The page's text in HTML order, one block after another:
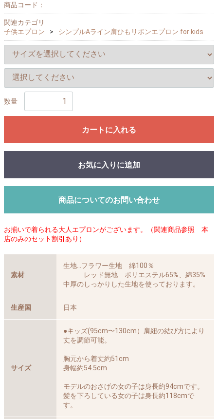
商品コード：
関連カテゴリ
子供エプロン
シンプルAライン肩ひもリボンエプロン for kids
数量
カートに入れる
お気に入りに追加
商品についてのお問い合わせ
お揃いで着られる大人エプロンがございます。（関連商品参照 本
店のみのセット割引あり）
素材
生地…フラワー生地 綿100％
レッド無地 ポリエステル65%、綿35%
中厚のしっかりした生地を使っております。
生産国 日本
サイズ
●キッズ(95cm〜130cm）肩紐の結び方により
丈を調節可能。
胸元から着丈約51cm
身幅約54.5cm
モデルのおさげの女の子は身長約94cmです。
髪を下ろしている女の子は身長約118cmで
す。